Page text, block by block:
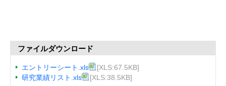
ファイルダウンロード
エントリーシート.xls
[XLS:67.5KB]
研究業績リスト.xls
[XLS:38.5KB]